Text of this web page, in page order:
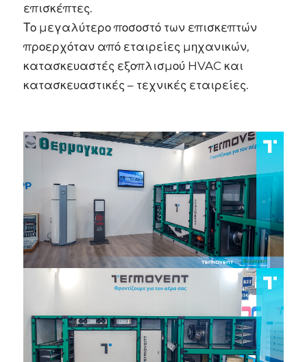
επισκέπτες.
Το μεγαλύτερο ποσοστό των επισκεπτών
προερχόταν από εταιρείες μηχανικών,
κατασκευαστές εξοπλισμού HVAC και
κατασκευαστικές – τεχνικές εταιρείες.